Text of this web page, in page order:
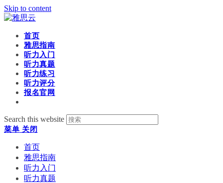
Skip to content
首页
雅思指南
听力入门
听力真题
听力练习
听力评分
报名官网
Search this website
菜单 关闭
首页
雅思指南
听力入门
听力真题